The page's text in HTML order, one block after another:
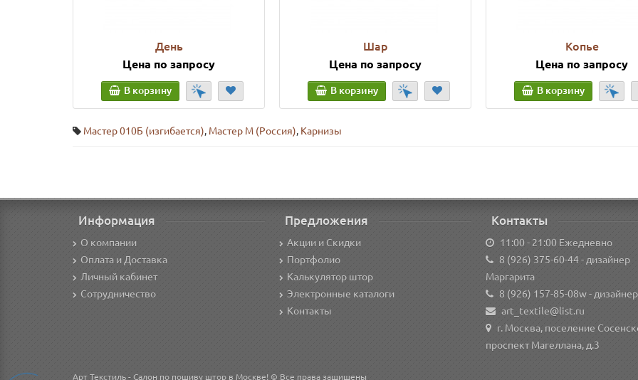
День
Цена по запросу
В корзину
Шар
Цена по запросу
В корзину
Копье
Цена по запросу
В корзину
Мастер 010Б (изгибается), Мастер М (Россия), Карнизы
Информация
О компании
Оплата и Доставка
Личный кабинет
Сотрудничество
Предложения
Акции и Скидки
Портфолио
Калькулятор штор
Электронные каталоги
Контакты
Контакты
11:00 - 21:00 Ежедневно
8 (926) 375-60-44- дизайнер
Маргарита
8 (926) 157-85-08w-
art_textile@list.ru
г. Москва, поселение
проспект Магеллана, д.3
Арт Текстиль - Салон по пошиву штор в Москве! © Все права защищены